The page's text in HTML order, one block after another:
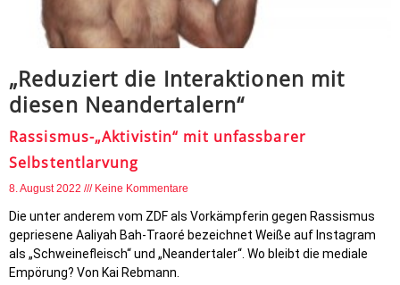
„Reduziert die Interaktionen mit
diesen Neandertalern“
Rassismus-„Aktivistin“ mit unfassbarer
Selbstentlarvung
8. August 2022 Keine Kommentare
Die unter anderem vom ZDF als Vorkämpferin gegen Rassismus
gepriesene Aaliyah Bah-Traoré bezeichnet Weiße auf Instagram
als „Schweinefleisch“ und „Neandertaler“. Wo bleibt die mediale
Empörung? Von Kai Rebmann.